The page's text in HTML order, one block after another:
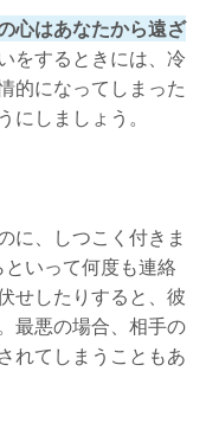
心はあなたから遠ざ
をするときには、冷
的になってしまった
しましょう。
に、しつこく付きま
いって何度も連絡
せしたりすると、彼
最悪の場合、相手の
れてしまうこともあ